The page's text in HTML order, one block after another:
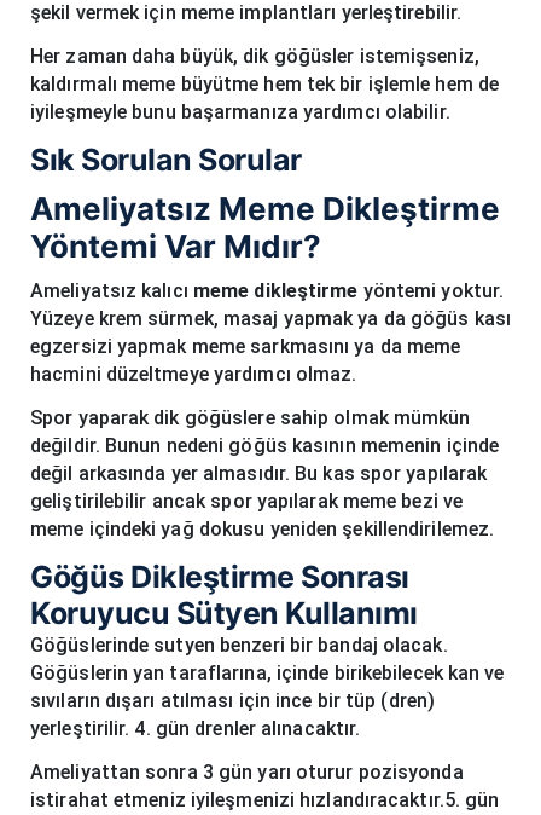
şekil vermek için meme implantları yerleştirebilir.
Her zaman daha büyük, dik göğüsler istemişseniz,
kaldırmalı meme büyütme hem tek bir işlemle hem de
iyileşmeyle bunu başarmanıza yardımcı olabilir.
Sık Sorulan Sorular
Ameliyatsız Meme Dikleştirme
Yöntemi Var Mıdır?
Ameliyatsız kalıcı meme dikleştirme yöntemi yoktur.
Yüzeye krem sürmek, masaj yapmak ya da göğüs kası
egzersizi yapmak meme sarkmasını ya da meme
hacmini düzeltmeye yardımcı olmaz.
Spor yaparak dik göğüslere sahip olmak mümkün
değildir. Bunun nedeni göğüs kasının memenin içinde
değil arkasında yer almasıdır. Bu kas spor yapılarak
geliştirilebilir ancak spor yapılarak meme bezi ve
meme içindeki yağ dokusu yeniden şekillendirilemez.
Göğüs Dikleştirme Sonrası
Koruyucu Sütyen Kullanımı
Göğüslerinde sutyen benzeri bir bandaj olacak.
Göğüslerin yan taraflarına, içinde birikebilecek kan ve
sıvıların dışarı atılması için ince bir tüp (dren)
yerleştirilir. 4. gün drenler alınacaktır.
Ameliyattan sonra 3 gün yarı oturur pozisyonda
istirahat etmeniz iyileşmenizi hızlandıracaktır.5. gün